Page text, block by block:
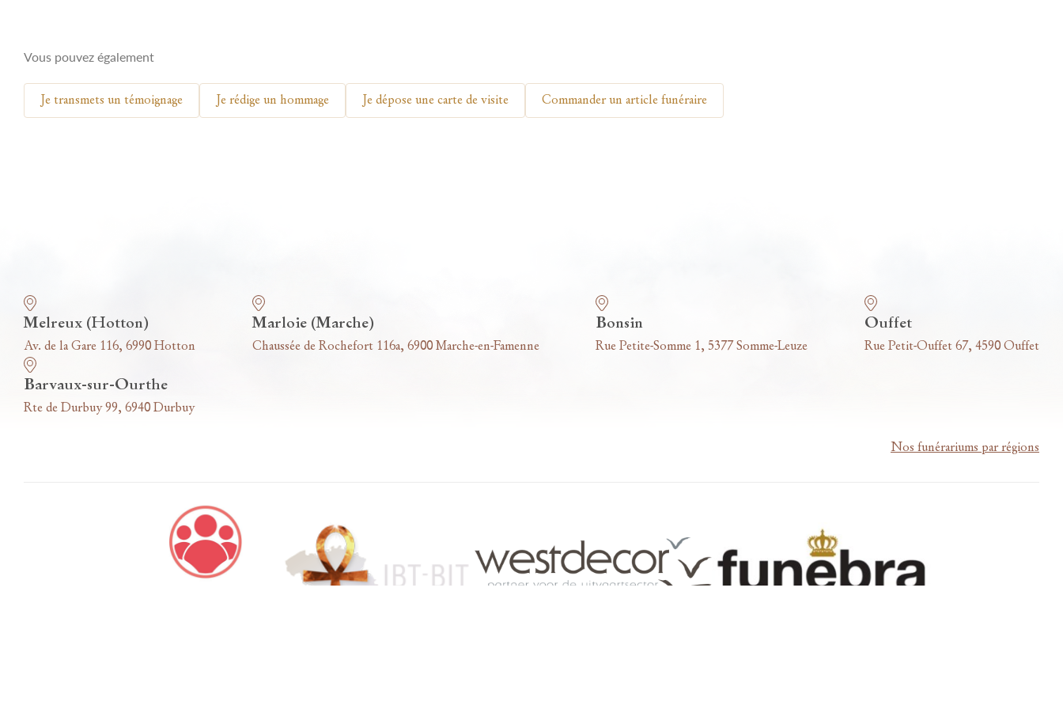
Vous pouvez également
Je transmets un témoignage Je rédige un hommage Je dépose une carte de visite Commander un article funéraire
Melreux (Hotton)
Av. de la Gare 116, 6990 Hotton
Marloie (Marche)
Chaussée de Rochefort 116a, 6900 Marche-en-Famenne
Bonsin
Rue Petite-Somme 1, 5377 Somme-Leuze
Ouffet
Rue Petit-Ouffet 67, 4590 Ouffet
Barvaux-sur-Ourthe
Rte de Durbuy 99, 6940 Durbuy
Nos funérariums par régions